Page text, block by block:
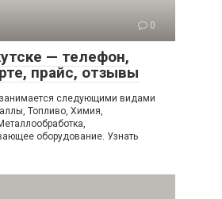
0
— телефон,
прайс, отзывы
следующими видами
Топливо, Химия,
оборудование. Узнать